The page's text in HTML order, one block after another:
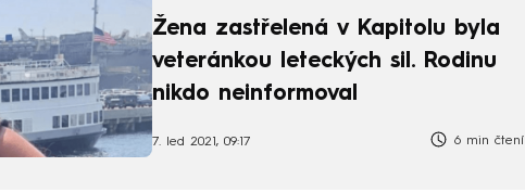
Žena zastřelená v Kapitolu byla
veteránkou leteckých sil. Rodinu
nikdo neinformoval
7. led 2021, 09:17 6 min čtení